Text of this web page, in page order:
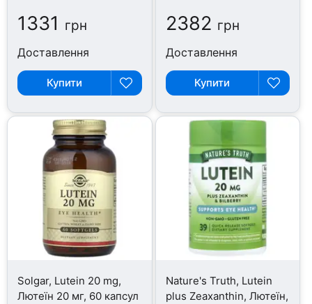
1331 грн
Доставлення
Купити
2382 грн
Доставлення
Купити
Solgar, Lutein 20 mg,
Лютеїн 20 мг, 60 капсул
Nature's Truth, Lutein
plus Zeaxanthin, Лютеїн,